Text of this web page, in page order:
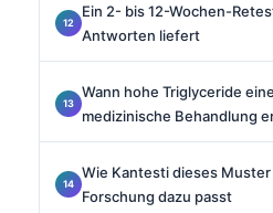
Ein 2- bis 12-Wochen-
Antworten liefert
Wann hohe Triglyceride
medizinische Behandlung
Wie Kantesti dieses
Forschung dazu passt